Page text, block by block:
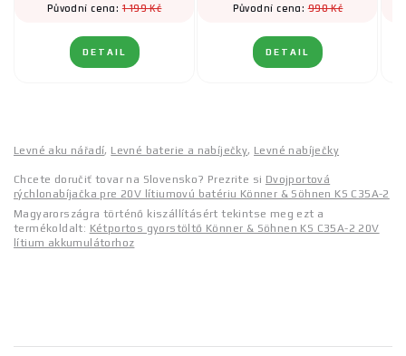
Původní cena:1 199 Kč
DETAIL
Původní cena:990 Kč
DETAIL
Levné aku nářadí, Levné baterie a nabíječky, Levné nabíječky
Chcete doručiť tovar na Slovensko? Prezrite si Dvojportová
rýchlonabíjačka pre 20V lítiumovú batériu Könner & Söhnen KS C35A-2
Magyarországra történő kiszállításért tekintse meg ezt a
termékoldalt: Kétportos gyorstöltő Könner & Söhnen KS C35A-2 20V
lítium akkumulátorhoz